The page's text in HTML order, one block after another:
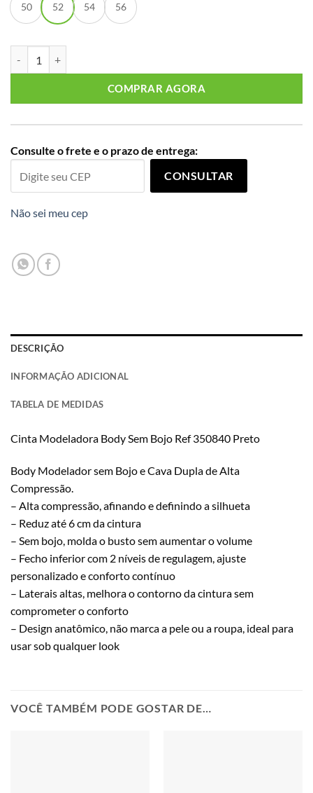
50 52 54 56
COMPRAR AGORA
Consulte o frete e o prazo de entrega:
CONSULTAR
Não sei meu cep
DESCRIÇÃO
INFORMAÇÃO ADICIONAL
TABELA DE MEDIDAS
Cinta Modeladora Body Sem Bojo Ref 350840 Preto
Body Modelador sem Bojo e Cava Dupla de Alta
Compressão.
– Alta compressão, afinando e definindo a silhueta
– Reduz até 6 cm da cintura
– Sem bojo, molda o busto sem aumentar o volume
– Fecho inferior com 2 níveis de regulagem, ajuste
personalizado e conforto contínuo
– Laterais altas, melhora o contorno da cintura sem
comprometer o conforto
– Design anatômico, não marca a pele ou a roupa, ideal para
usar sob qualquer look
VOCÊ TAMBÉM PODE GOSTAR DE…